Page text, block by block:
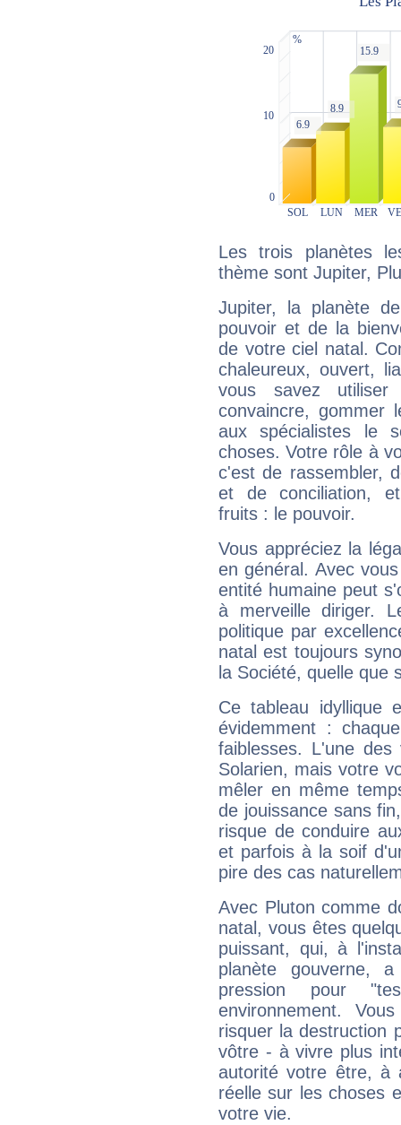
Les trois planètes
thème sont Jupiter,
Jupiter, la planète
pouvoir et de la
de votre ciel natal.
chaleureux, ouvert,
vous savez
convaincre, gommer
aux spécialistes le
choses. Votre rôle à
c'est de rassembler,
et de conciliation,
fruits : le pouvoir.
Vous appréciez la
en général. Avec
entité humaine peut
à merveille diriger.
politique par
natal est toujours
la Société, quelle que
Ce tableau idyllique
évidemment :
faiblesses. L'une
Solarien, mais votre
mêler en même
de jouissance sans
risque de conduire
et parfois à la soif
pire des cas
Avec Pluton comme
natal, vous êtes
puissant, qui, à
planète gouverne,
pression pour
environnement.
risquer la destruction
vôtre - à vivre plus
autorité votre être, à
réelle sur les choses
votre vie.